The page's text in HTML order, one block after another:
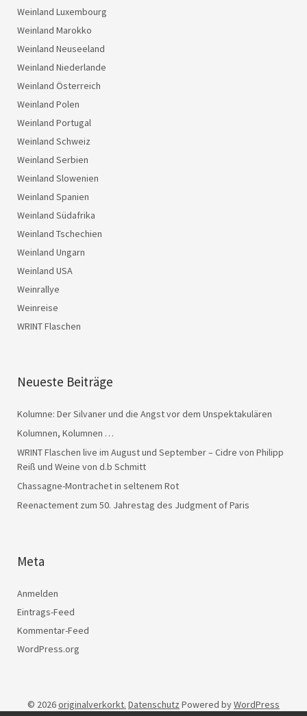
Weinland Luxembourg
Weinland Marokko
Weinland Neuseeland
Weinland Niederlande
Weinland Österreich
Weinland Polen
Weinland Portugal
Weinland Schweiz
Weinland Serbien
Weinland Slowenien
Weinland Spanien
Weinland Südafrika
Weinland Tschechien
Weinland Ungarn
Weinland USA
Weinrallye
Weinreise
WRINT Flaschen
Neueste Beiträge
Kolumne: Der Silvaner und die Angst vor dem Unspektakulären
Kolumnen, Kolumnen …
WRINT Flaschen live im August und September – Cidre von Philipp
Reiß und Weine von d.b Schmitt
Chassagne-Montrachet in seltenem Rot
Reenactement zum 50. Jahrestag des Judgment of Paris
Meta
Anmelden
Eintrags-Feed
Kommentar-Feed
WordPress.org
© 2026originalverkorkt. Datenschutz Powered byWordPress